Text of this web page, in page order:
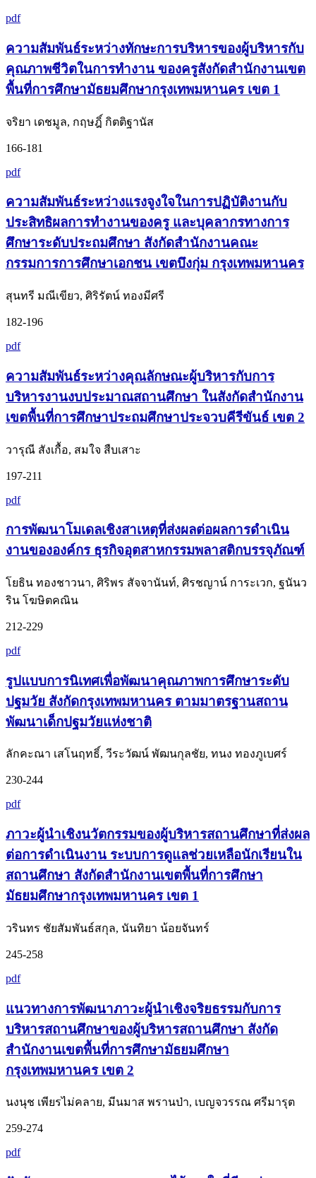
pdf
ความสัมพันธ์ระหว่างทักษะการบริหารของผู้บริหารกับ
คุณภาพชีวิตในการทำงาน ของครูสังกัดสำนักงานเขต
พื้นที่การศึกษามัธยมศึกษากรุงเทพมหานคร เขต 1
จริยา เดชมูล, กฤษฎิ์ กิตติฐานัส
166-181
pdf
ความสัมพันธ์ระหว่างแรงจูงใจในการปฏิบัติงานกับ
ประสิทธิผลการทำงานของครู และบุคลากรทางการ
ศึกษาระดับประถมศึกษา สังกัดสำนักงานคณะ
กรรมการการศึกษาเอกชน เขตบึงกุ่ม กรุงเทพมหานคร
สุนทรี มณีเขียว, ศิริรัตน์ ทองมีศรี
182-196
pdf
ความสัมพันธ์ระหว่างคุณลักษณะผู้บริหารกับการ
บริหารงานงบประมาณสถานศึกษา ในสังกัดสำนักงาน
เขตพื้นที่การศึกษาประถมศึกษาประจวบคีรีขันธ์ เขต 2
วารุณี สังเกื้อ, สมใจ สืบเสาะ
197-211
pdf
การพัฒนาโมเดลเชิงสาเหตุที่ส่งผลต่อผลการดำเนิน
งานขององค์กร ธุรกิจอุตสาหกรรมพลาสติกบรรจุภัณฑ์
โยธิน ทองชาวนา, ศิริพร สัจจานันท์, ศิรชญาน์ การะเวก, ฐนันว
ริน โฆษิตคณิน
212-229
pdf
รูปแบบการนิเทศเพื่อพัฒนาคุณภาพการศึกษาระดับ
ปฐมวัย สังกัดกรุงเทพมหานคร ตามมาตรฐานสถาน
พัฒนาเด็กปฐมวัยแห่งชาติ
ลักคะณา เสโนฤทธิ์, วีระวัฒน์ พัฒนกุลชัย, ทนง ทองภูเบศร์
230-244
pdf
ภาวะผู้นำเชิงนวัตกรรมของผู้บริหารสถานศึกษาที่ส่งผล
ต่อการดำเนินงาน ระบบการดูแลช่วยเหลือนักเรียนใน
สถานศึกษา สังกัดสำนักงานเขตพื้นที่การศึกษา
มัธยมศึกษากรุงเทพมหานคร เขต 1
วรินทร ชัยสัมพันธ์สกุล, นันทิยา น้อยจันทร์
245-258
pdf
แนวทางการพัฒนาภาวะผู้นำเชิงจริยธรรมกับการ
บริหารสถานศึกษาของผู้บริหารสถานศึกษา สังกัด
สำนักงานเขตพื้นที่การศึกษามัธยมศึกษา
กรุงเทพมหานคร เขต 2
นงนุช เพียรไม่คลาย, มีนมาส พรานป่า, เบญจวรรณ ศรีมารุต
259-274
pdf